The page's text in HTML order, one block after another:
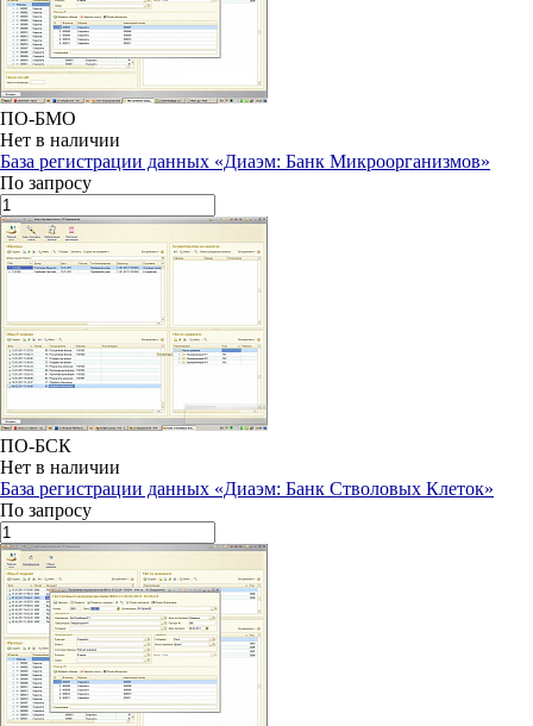
ПО-БМО
Нет в наличии
База регистрации данных «Диаэм: Банк Микроорганизмов»
По запросу
ПО-БСК
Нет в наличии
База регистрации данных «Диаэм: Банк Стволовых Клеток»
По запросу